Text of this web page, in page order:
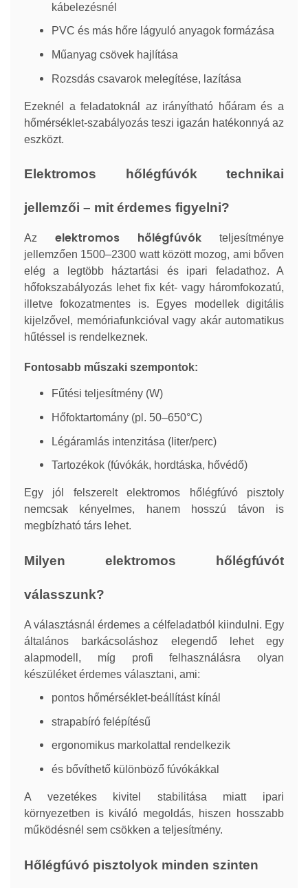
kábelezésnél
PVC és más hőre lágyuló anyagok formázása
Műanyag csövek hajlítása
Rozsdás csavarok melegítése, lazítása
Ezeknél a feladatoknál az irányítható hőáram és a
hőmérséklet-szabályozás teszi igazán hatékonnyá az
eszközt.
Elektromos hőlégfúvók technikai
jellemzői – mit érdemes figyelni?
Az elektromos hőlégfúvók teljesítménye
jellemzően 1500–2300 watt között mozog, ami bőven
elég a legtöbb háztartási és ipari feladathoz. A
hőfokszabályozás lehet fix két- vagy háromfokozatú,
illetve fokozatmentes is. Egyes modellek digitális
kijelzővel, memóriafunkcióval vagy akár automatikus
hűtéssel is rendelkeznek.
Fontosabb műszaki szempontok:
Fűtési teljesítmény (W)
Hőfoktartomány (pl. 50–650°C)
Légáramlás intenzitása (liter/perc)
Tartozékok (fúvókák, hordtáska, hővédő)
Egy jól felszerelt elektromos hőlégfúvó pisztoly
nemcsak kényelmes, hanem hosszú távon is
megbízható társ lehet.
Milyen elektromos hőlégfúvót
válasszunk?
A választásnál érdemes a célfeladatból kiindulni. Egy
általános barkácsoláshoz elegendő lehet egy
alapmodell, míg profi felhasználásra olyan
készüléket érdemes választani, ami:
pontos hőmérséklet-beállítást kínál
strapabíró felépítésű
ergonomikus markolattal rendelkezik
és bővíthető különböző fúvókákkal
A vezetékes kivitel stabilitása miatt ipari
környezetben is kiváló megoldás, hiszen hosszabb
működésnél sem csökken a teljesítmény.
Hőlégfúvó pisztolyok minden szinten